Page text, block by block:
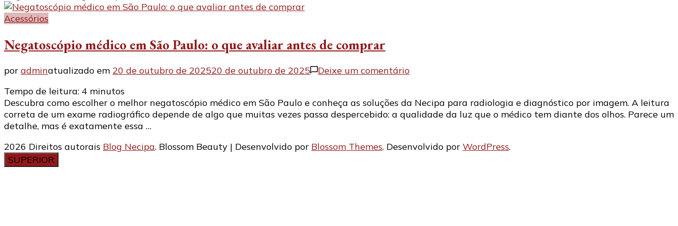
Acessórios
Negatoscópio médico em São Paulo: o que avaliar antes de comprar
por adminatualizado em 20 de outubro de 202520 de outubro de 2025 Deixe um comentárioem
em
São
que
Tempo de leitura: 4 minutos
Descubra como escolher o melhor negatoscópio médico em São Paulo e conheça as soluções da Necipa para radiologia e diagnóstico por imagem. A leitura
correta de um exame radiográfico depende de algo que muitas vezes passa despercebido: a qualidade da luz que o médico tem diante dos olhos. Parece um
detalhe, mas é exatamente essa …
2026 Direitos autorais Blog Necipa. Blossom Beauty | Desenvolvido por Blossom Themes. Desenvolvido por WordPress.
SUPERIOR